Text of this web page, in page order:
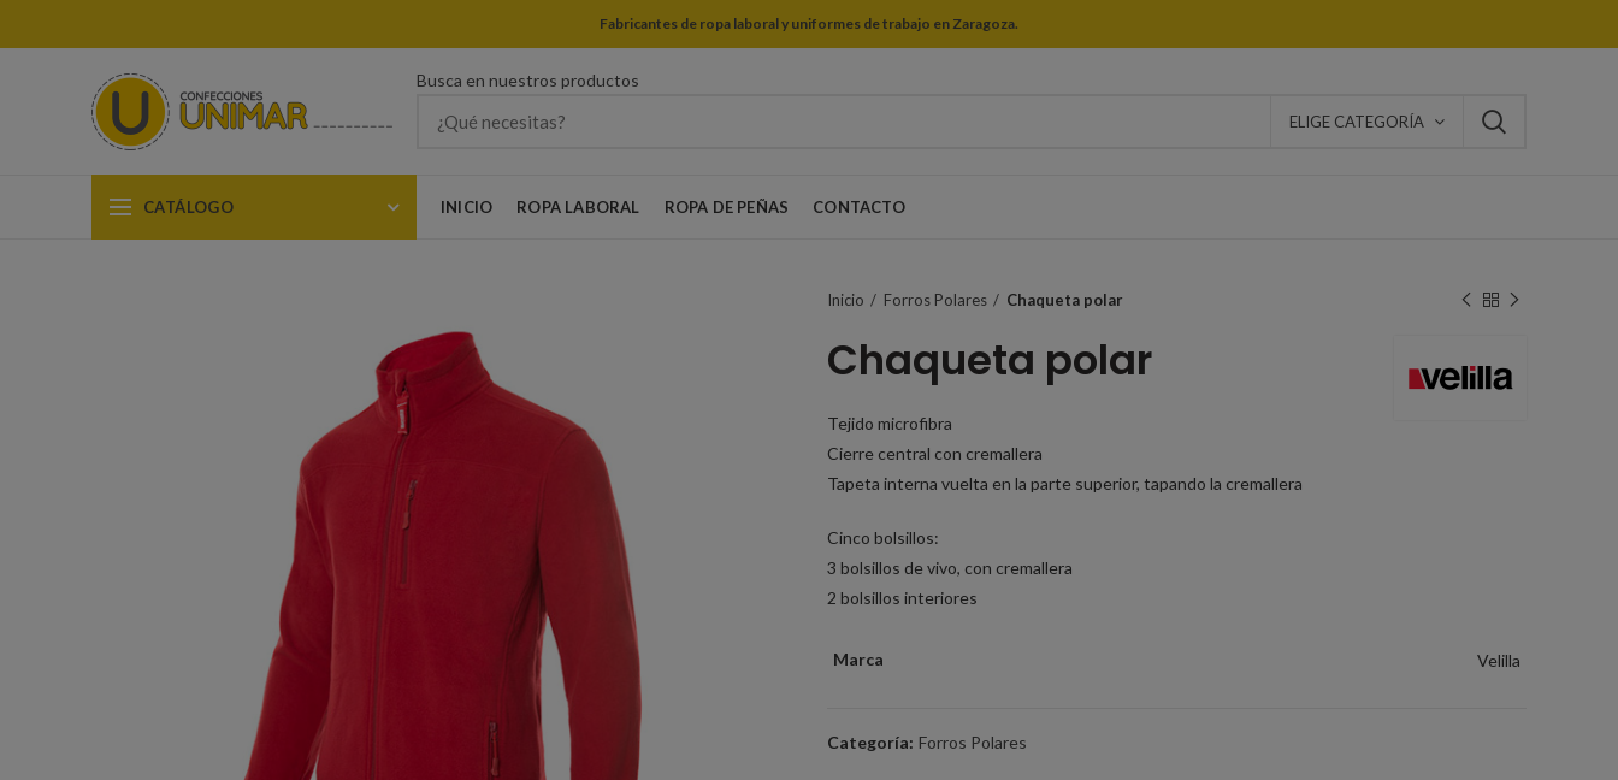
Fabricantes de ropa laboral y uniformes de trabajo en Zaragoza.
Busca en nuestros productos
ELIGE CATEGORÍA
CATÁLOGO INICIO ROPA LABORAL ROPA DE PEÑAS CONTACTO
Inicio Forros Polares Chaqueta polar
Chaqueta polar
Tejido microfibra
Cierre central con cremallera
Tapeta interna vuelta en la parte superior, tapando la cremallera
Cinco bolsillos:
3 bolsillos de vivo, con cremallera
2 bolsillos interiores
Marca Velilla
Categoría: Forros Polares